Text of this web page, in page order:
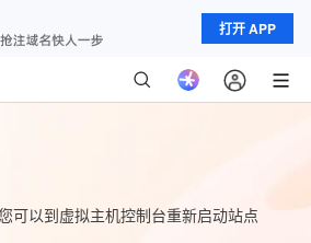
打开 APP
可以到虚拟主机控制台重新启动站点